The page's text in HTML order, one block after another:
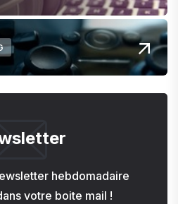
hebdomadaire
votre boite mail !